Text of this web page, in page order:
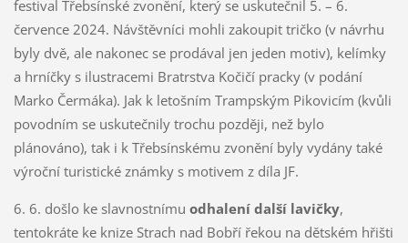
festival Třebsínské zvonění, který se uskutečnil 5. – 6.
července 2024. Návštěvníci mohli zakoupit tričko (v návrhu
byly dvě, ale nakonec se prodával jen jeden motiv), kelímky
a hrníčky s ilustracemi Bratrstva Kočičí pracky (v podání
Marko Čermáka). Jak k letošním Trampským Pikovicím (kvůli
povodním se uskutečnily trochu později, než bylo
plánováno), tak i k Třebsínskému zvonění byly vydány také
výroční turistické známky s motivem z díla JF.
6. 6. došlo ke slavnostnímu odhalení další lavičky,
tentokráte ke knize Strach nad Bobří řekou na dětském hřišti